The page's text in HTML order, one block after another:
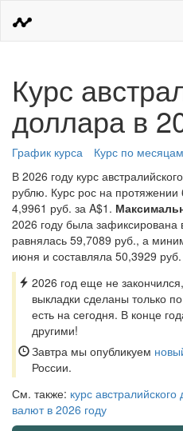
Курс
доллара в
График курса
Курс по месяцам
В 2026 году курс
рублю. Курс рос на
4,9961 руб. за A$1.
2026 году была зафиксирована
равнялась 59,7089 руб., а
июня и составляла 50,3929 руб.
2026 год еще не
выкладки сделаны только
есть на сегодня. В конце
другими!
Завтра мы опубликуем
России.
См. также: курс
валют в 2026 году